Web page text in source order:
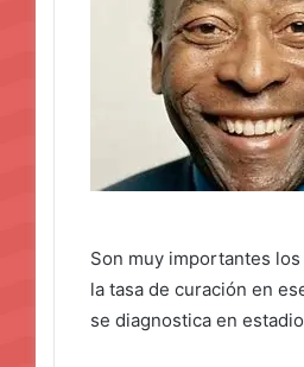
Son muy importantes
la tasa de curación en
se diagnostica en